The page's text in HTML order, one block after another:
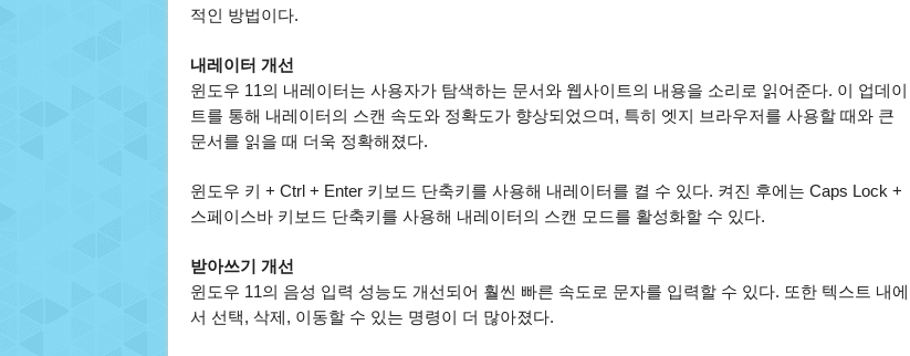
적인 방법이다.
내레이터 개선
윈도우 11의 내레이터는 사용자가 탐색하는 문서와 웹사이트의 내용을 소리로 읽어준다. 이 업데이
트를 통해 내레이터의 스캔 속도와 정확도가 향상되었으며, 특히 엣지 브라우저를 사용할 때와 큰
문서를 읽을 때 더욱 정확해졌다.
윈도우 키 + Ctrl + Enter 키보드 단축키를 사용해 내레이터를 켤 수 있다. 켜진 후에는 Caps Lock +
스페이스바 키보드 단축키를 사용해 내레이터의 스캔 모드를 활성화할 수 있다.
받아쓰기 개선
윈도우 11의 음성 입력 성능도 개선되어 훨씬 빠른 속도로 문자를 입력할 수 있다. 또한 텍스트 내에
서 선택, 삭제, 이동할 수 있는 명령이 더 많아졌다.